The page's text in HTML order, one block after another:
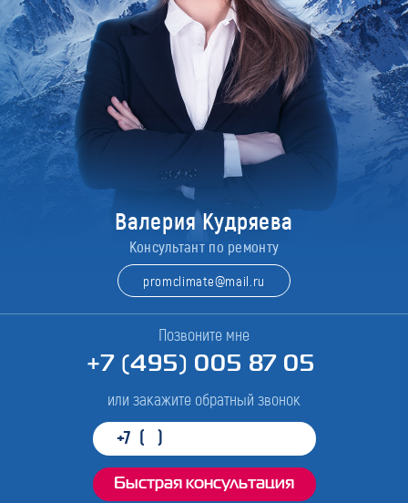
Валерия Кудряева
Консультант по ремонту
promclimate@mail.ru
Позвоните мне
+7 (495) 005 87 05
или закажите обратный звонок